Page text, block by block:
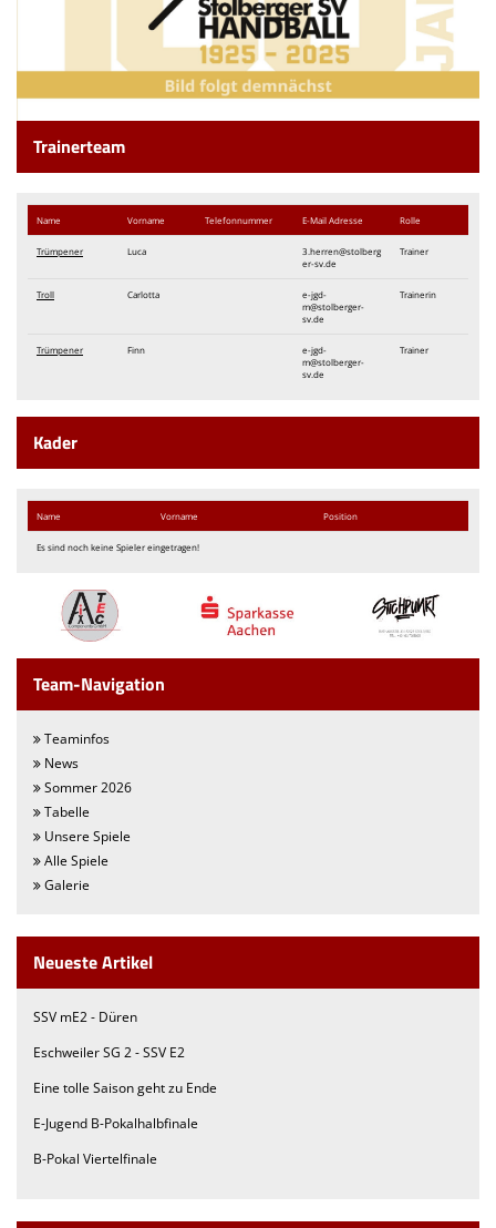
Trainerteam
Name Vorname Telefon​nummer E-Mail Adresse Rolle
Trümpener Luca
3.herren@stolberg
er-sv.de
Trainer
Troll Carlotta
e-jgd-
m@stolberger-
sv.de
Trainerin
Trümpener Finn
e-jgd-
m@stolberger-
sv.de
Trainer
Kader
Name Vorname Position
Es sind noch keine Spieler eingetragen!
Team-Navigation
Teaminfos
News
Sommer 2026
Tabelle
Unsere Spiele
Alle Spiele
Galerie
Neueste Artikel
SSV mE2 - Düren
Eschweiler SG 2 - SSV E2
Eine tolle Saison geht zu Ende
E-Jugend B-Pokalhalbfinale
B-Pokal Viertelfinale